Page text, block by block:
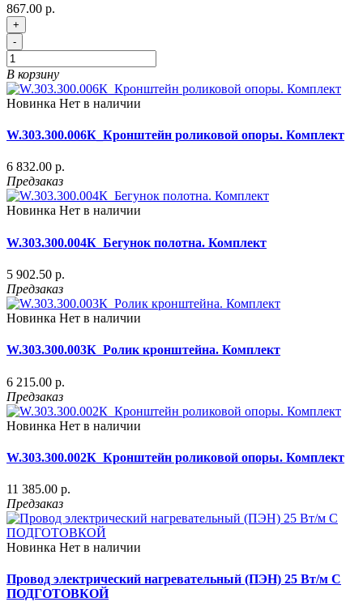
867.00 р.
+
-
В корзину
Новинка Нет в наличии
W.303.300.006К_Кронштейн роликовой опоры. Комплект
6 832.00 р.
Предзаказ
Новинка Нет в наличии
W.303.300.004К_Бегунок полотна. Комплект
5 902.50 р.
Предзаказ
Новинка Нет в наличии
W.303.300.003К_Ролик кронштейна. Комплект
6 215.00 р.
Предзаказ
Новинка Нет в наличии
W.303.300.002К_Кронштейн роликовой опоры. Комплект
11 385.00 р.
Предзаказ
Новинка Нет в наличии
Провод электрический нагревательный (ПЭН) 25 Вт/м С
ПОДГОТОВКОЙ